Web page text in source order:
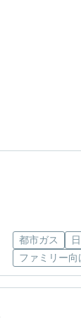
都市ガス
ファミリー向